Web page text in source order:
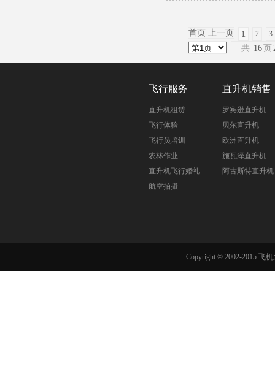
首页 上一页 1 2 3
共 16 页
飞行服务
直升机租赁
飞行体验
飞行员培训
农林作业
直升机飞行婚礼
航空拍摄
直升机销售
罗宾逊直升机
贝尔直升机
欧洲直升机
施瓦泽直升机
阿古斯特直升机
Copyright © 2002-2015 飞